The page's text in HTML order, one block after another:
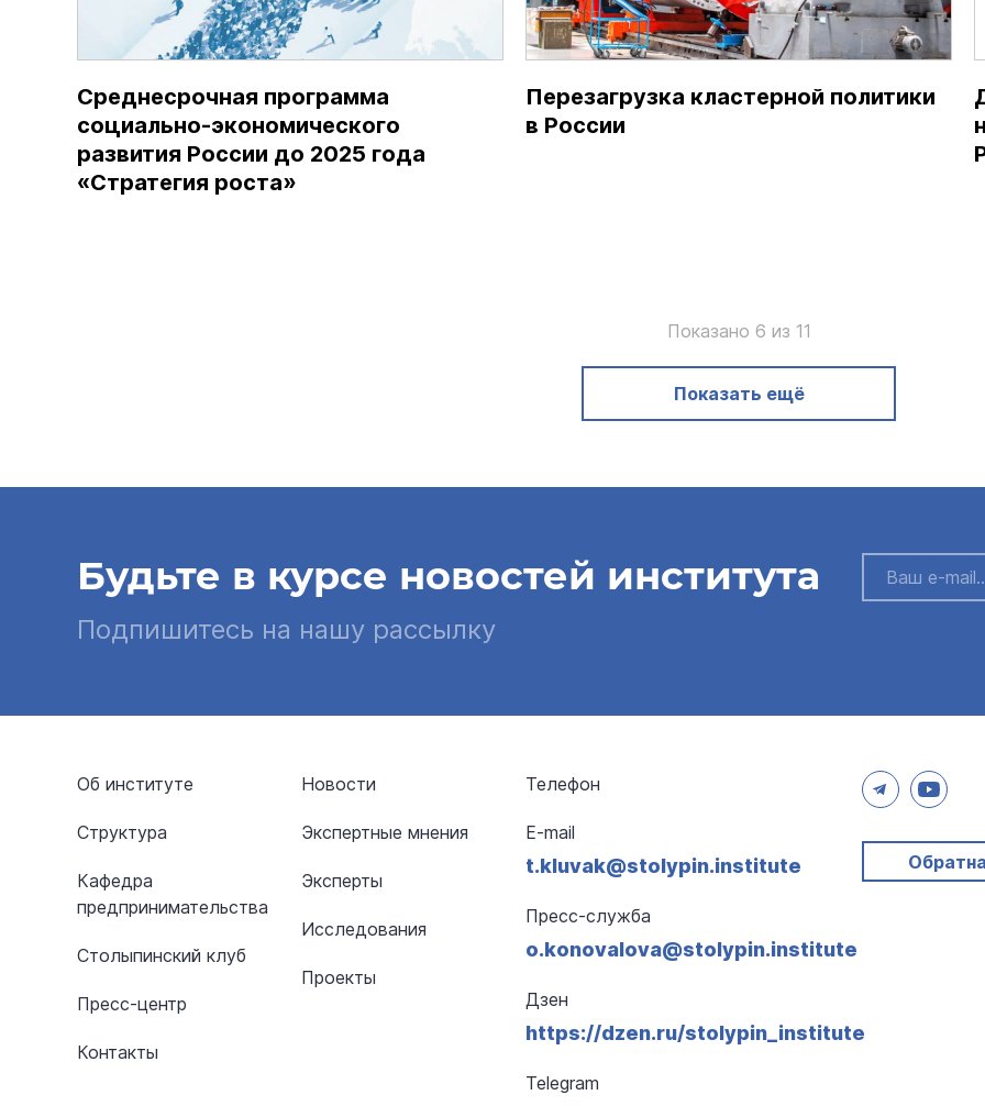
Среднесрочная программа
социально-экономического
развития России до 2025 года
«Стратегия роста»
Перезагрузка кластерной политики
в России
Показано 6 из 11
Показать ещё
Будьте в курсе новостей института
Подпишитесь на нашу рассылку
Об институте
Структура
Кафедра
предпринимательства
Столыпинский клуб
Пресс-центр
Контакты
Новости
Экспертные мнения
Эксперты
Исследования
Проекты
Телефон
E-mail
t.kluvak@stolypin.institute
Пресс-служба
o.konovalova@stolypin.institute
Дзен
https://dzen.ru/stolypin_institute
Telegram